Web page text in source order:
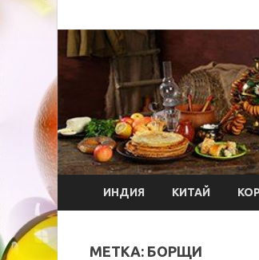
ИНДИЯ КИТАЙ
МЕТКА: БОРЩИ